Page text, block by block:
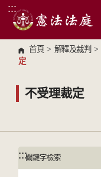
跳到主要內容區塊
:::
首頁 > 解釋及裁判 >
定
不受理裁定
:::
:::關鍵字檢索